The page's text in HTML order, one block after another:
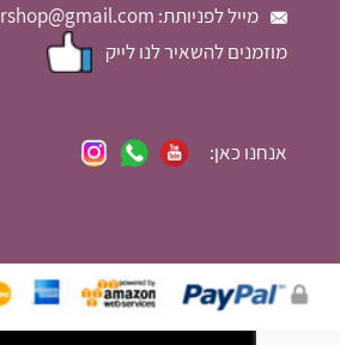
מייל לפניותת: etiflowershop@gmail.com
מוזמנים להשאיר לנו לייק
אנחנו כאן: